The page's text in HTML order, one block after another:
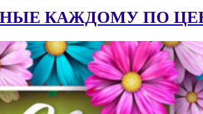
КАЖДОМУ ПО